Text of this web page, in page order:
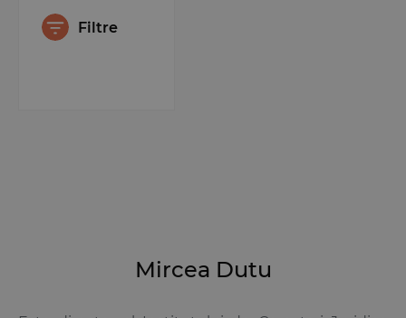
Filtre
Mircea Dutu